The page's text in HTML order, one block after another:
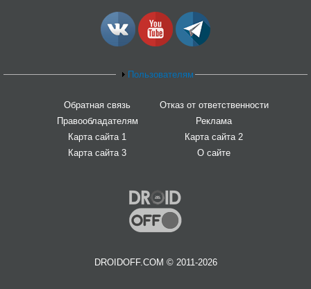
Пользователям
Обратная связь
Отказ от ответственности
Правообладателям
Реклама
Карта сайта 1
Карта сайта 2
Карта сайта 3
О сайте
DROIDOFF.COM © 2011-2026